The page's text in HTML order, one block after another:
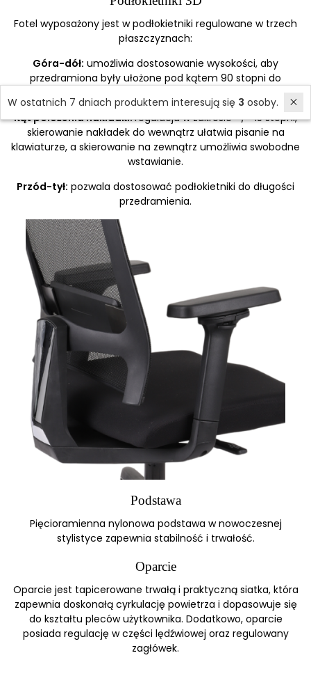
Fotel wyposażony jest w podłokietniki regulowane w trzech
płaszczyznach:
Góra-dół: umożliwia dostosowanie wysokości, aby
przedramiona były ułożone pod kątem 90 stopni do
Kąt położenia nakładki:regulacja w zakresie +/- 15 stopni,
skierowanie nakładek do wewnątrz ułatwia pisanie na
klawiaturze, a skierowanie na zewnątrz umożliwia swobodne
wstawianie.
Przód-tył: pozwala dostosować podłokietniki do długości
przedramienia.
Podstawa
Pięcioramienna nylonowa podstawa w nowoczesnej
stylistyce zapewnia stabilność i trwałość.
Oparcie
Oparcie jest tapicerowane trwałą i praktyczną siatka, która
zapewnia doskonałą cyrkulację powietrza i dopasowuje się
do kształtu pleców użytkownika. Dodatkowo, oparcie
posiada regulację w części lędźwiowej oraz regulowany
zagłówek.
W ostatnich 7 dniach produktem interesują się 3 osoby.